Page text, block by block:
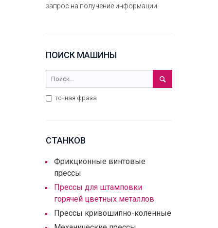
запрос на получение информации.
ПОИСК МАШИНЫ
точная фраза
СТАНКОВ
Фрикционные винтовые
прессы
Прессы для штамповки
горячей цветных металлов
Прессы кривошипно-коленные